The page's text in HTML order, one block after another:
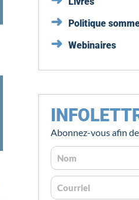
Politique
Webinaires
Abonnez-vous afin